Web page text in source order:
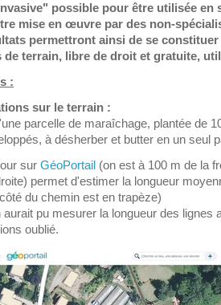
possible pour être utilisée en
mise en œuvre par des non-
permettront ainsi de se constituer
de terrain, libre de droit et gratuite,
:
sur le terrain :
parcelle de maraîchage, plantée de
à désherber et butter en un seul
sur GéoPortail (on est à 100 m de la
permet d'estimer la longueur
du chemin est en trapèze)
aurait pu mesurer la longueur des lignes
oublié.